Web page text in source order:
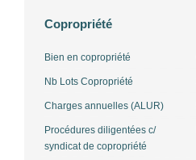
Copropriété
Bien en copropriété
Nb Lots Copropriété
Charges annuelles (ALUR)
Procédures diligentées c/
syndicat de copropriété